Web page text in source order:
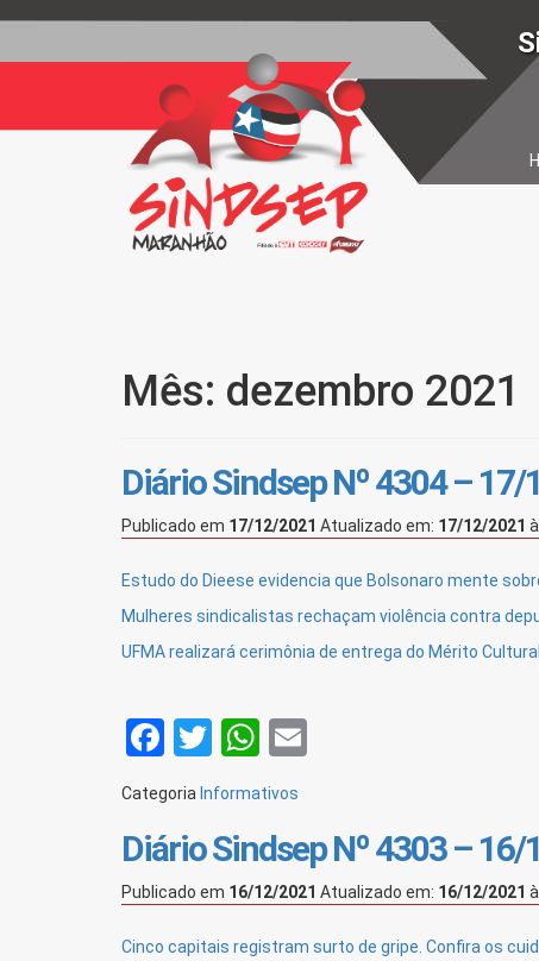
Mês: dezembro 2021
Diário Sindsep Nº 4304 – 17/
Publicado em 17/12/2021 Atualizado em: 17/12/2021
Estudo do Dieese evidencia que Bolsonaro mente
Mulheres sindicalistas rechaçam violência contra
UFMA realizará cerimônia de entrega do Mérito
Facebook
TwitterWhatsApp
Categoria Informativos
Diário Sindsep Nº 4303 – 16/
Publicado em 16/12/2021 Atualizado em: 16/12/2021
Cinco capitais registram surto de gripe. Confira os